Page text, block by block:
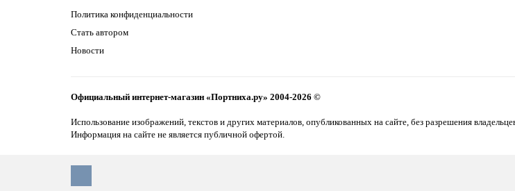
Политика конфиденциальности
Стать автором
Новости
Официальный интернет-магазин «Портниха.ру» 2004-2026 ©
Использование изображений, текстов и других материалов, опубликованных на сайте, без разрешения
Информация на сайте не является публичной офертой.